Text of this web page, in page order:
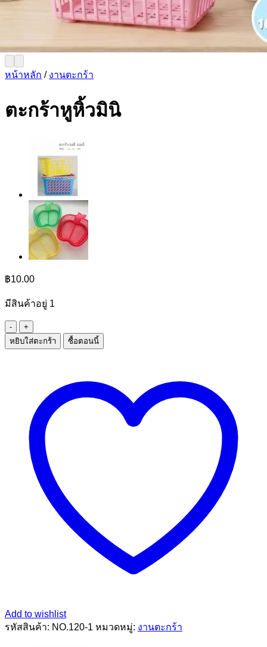
หน้าหลัก / งานตะกร้า
ตะกร้าหูหิ้วมินิ
฿10.00
มีสินค้าอยู่ 1
จำนวน
ตะกร้า
หยิบใส่ตะกร้า ซื้อตอนนี้
Add to wishlist
รหัสสินค้า: NO.120-1 หมวดหมู่: งานตะกร้า